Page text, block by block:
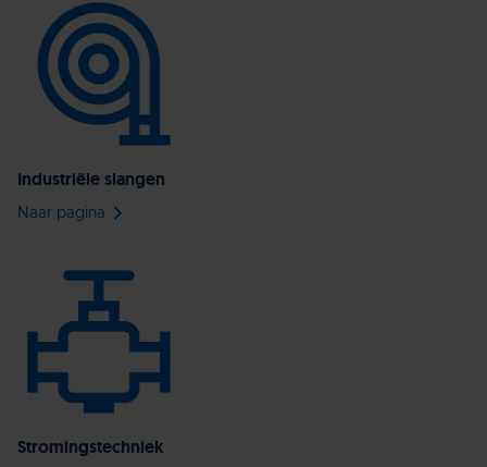
Industriële slangen
Naar pagina
Stromingstechniek